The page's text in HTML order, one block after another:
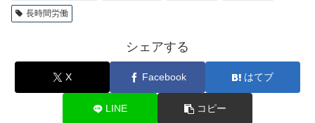
長時間労働
シェアする
X Facebook はてブ
LINE コピー